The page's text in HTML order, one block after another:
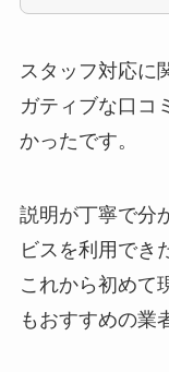
スタッフ対応に
ガティブな口コ
かったです。
説明が丁寧で分
ビスを利用でき
これから初めて
もおすすめの業